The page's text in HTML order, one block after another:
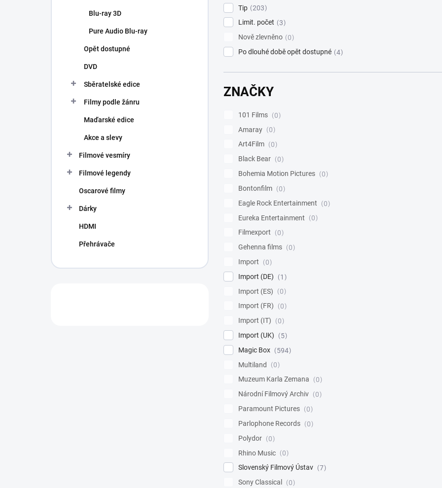
Blu-ray 3D
Pure Audio Blu-ray
Opět dostupné
DVD
Sběratelské edice
Filmy podle žánru
Maďarské edice
Akce a slevy
Filmové vesmíry
Filmové legendy
Oscarové filmy
Dárky
HDMI
Přehrávače
Tip
203
Limit. počet
3
Nově zlevněno
0
Po dlouhé době opět dostupné
4
ZNAČKY
101 Films
0
Amaray
0
Art4Film
0
Black Bear
0
Bohemia Motion Pictures
0
Bontonfilm
0
Eagle Rock Entertainment
0
Eureka Entertainment
0
Filmexport
0
Gehenna films
0
Import
0
Import (DE)
1
Import (ES)
0
Import (FR)
0
Import (IT)
0
Import (UK)
5
Magic Box
594
Multiland
0
Muzeum Karla Zemana
0
Národní Filmový Archiv
0
Paramount Pictures
0
Parlophone Records
0
Polydor
0
Rhino Music
0
Slovenský Filmový Ústav
7
Sony Classical
0